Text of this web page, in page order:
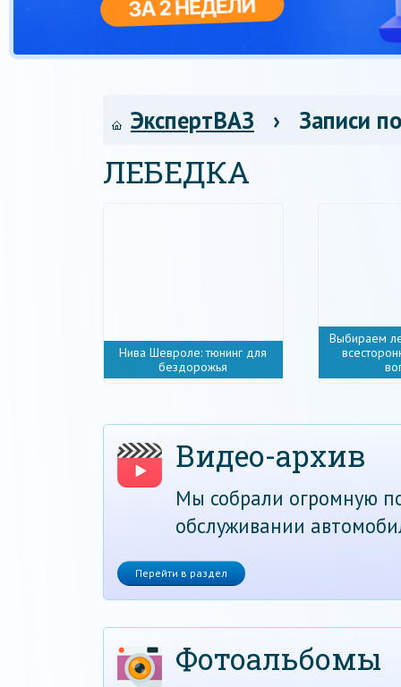
ЭкспертВАЗ › Записи
ЛЕБЕДКА
Нива Шевроле: тюнинг для
бездорожья
Выбираем
Видео-архив
Мы собрали огромную
обслуживании
Перейти в раздел
Фотоальбомы